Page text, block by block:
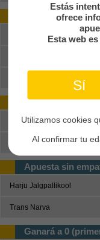
Doble
Harju Jalgpallikool o
Harju Jalgpallikool o Trans
Marcarán los
Apuesta sin
Harju Jalgpallikool
Trans Narva
Ganará a 0
Estás
ofrece
Esta web
Sí
Utilizamos cookies
Al confirmar tu